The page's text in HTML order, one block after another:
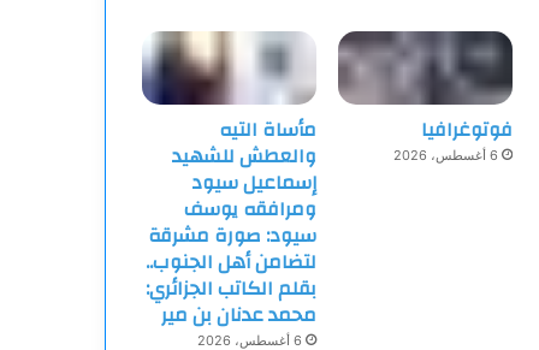
فوتوغرافيا
6 أغسطس، 2026
مأساة التيه
والعطش للشهيد
إسماعيل سيود
ومرافقه يوسف
سيود: صورة مشرقة
لتضامن أهل الجنوب..
بقلم الكاتب الجزائري:
محمد عدنان بن مير
6 أغسطس، 2026